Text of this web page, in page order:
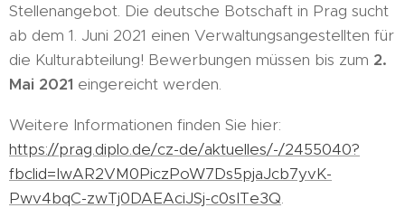
Stellenangebot. Die deutsche Botschaft in Prag sucht
ab dem 1. Juni 2021 einen Verwaltungsangestellten für
die Kulturabteilung! Bewerbungen müssen bis zum 2.
Mai 2021 eingereicht werden.
Weitere Informationen finden Sie hier:
https://prag.diplo.de/cz-de/aktuelles/-/2455040?
fbclid=IwAR2VM0PiczPoW7Ds5pjaJcb7yvK-
Pwv4bqC-zwTj0DAEAciJSj-c0sITe3Q.